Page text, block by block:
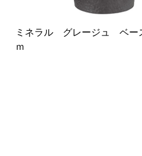
ミネラル グレージュ ベー
ｍ